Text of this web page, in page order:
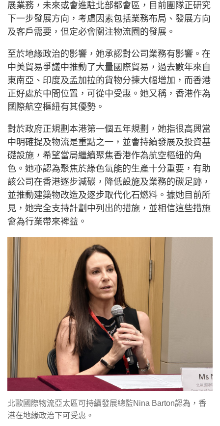
展業務，未來或會進駐北部都會區，目前團隊正研究
下一步發展方向，考慮因素包括業務布局、發展方向
及客戶需要，但定必會關注物流圈的發展。
至於地緣政治的影響，她承認對公司業務有影響。在
中美貿易爭議中推動了大量國際貿易，過去數年來自
東南亞、印度及孟加拉的貨物分揀大幅增加，而香港
正好處於中間位置，可從中受惠。她又稱，香港作為
國際航空樞紐有其優勢。
對於政府正規劃本港第一個五年規劃，她指很高興當
中明確提及物流是重點之一，並會持續發展及投資基
礎設施，希望當局繼續聚焦香港作為航空樞紐的角
色。她亦認為聚焦於綠色氫能的生產十分重要，有助
該公司在香港逐步減碳，降低設施及業務的碳足跡，
並推動建築物改造及逐步取代化石燃料。據她目前所
見，她完全支持計劃中列出的措施，並相信這些措施
會為行業帶來裨益。
北歐國際物流亞太區可持續發展總監Nina Barton認為，香
港在地緣政治下可受惠。